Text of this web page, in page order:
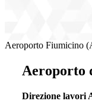
Aeroporto Fiumicino
Aeroporto
Direzione lavori